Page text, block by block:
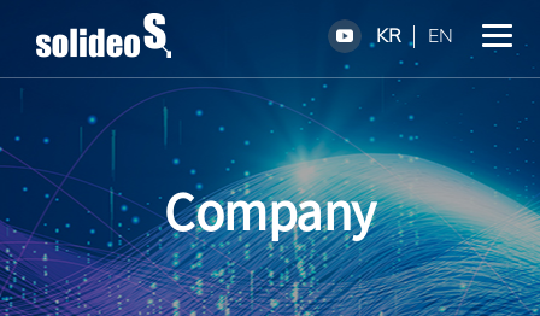
KR EN
Company